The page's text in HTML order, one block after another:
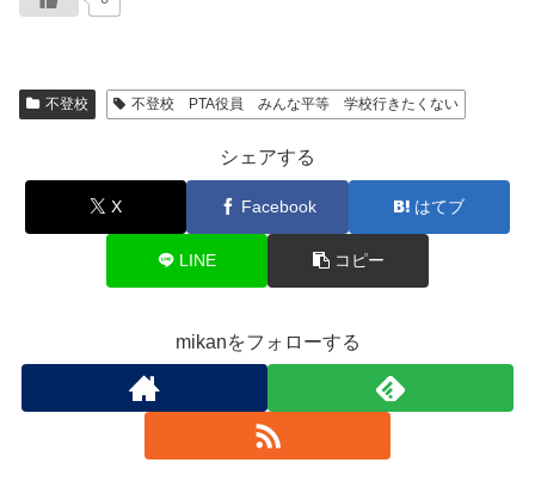
不登校 不登校 PTA役員 みんな平等 学校行きたくない
シェアする
X Facebook はてブ
LINE コピー
mikanをフォローする